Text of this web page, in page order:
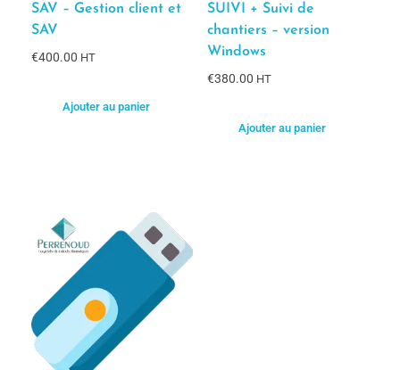
SAV – Gestion client et
SAV
€400.00 HT
Ajouter au panier
SUIVI + Suivi de
chantiers – version
Windows
€380.00 HT
Ajouter au panier